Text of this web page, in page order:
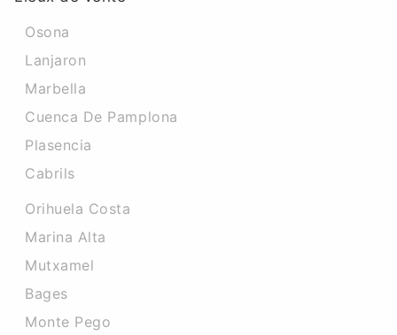
Osona
Lanjaron
Marbella
Cuenca De Pamplona
Plasencia
Cabrils
Orihuela Costa
Marina Alta
Mutxamel
Bages
Monte Pego